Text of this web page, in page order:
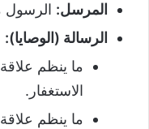
المرسل: الرسول
الرسالة (الوصايا):
ما ينظم
الاستغفار.
ما ينظم